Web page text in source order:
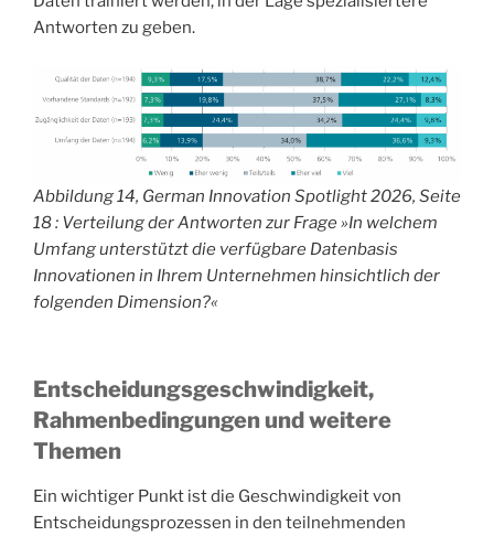
Antworten zu geben.
Abbildung 14, German Innovation Spotlight 2026, Seite
18 : Verteilung der Antworten zur Frage »In welchem
Umfang unterstützt die verfügbare Datenbasis
Innovationen in Ihrem Unternehmen hinsichtlich der
folgenden Dimension?«
Entscheidungsgeschwindigkeit,
Rahmenbedingungen und weitere
Themen
Ein wichtiger Punkt ist die Geschwindigkeit von
Entscheidungsprozessen in den teilnehmenden